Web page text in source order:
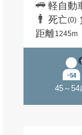
軽自動
死亡(0)
距離1245m
45～54